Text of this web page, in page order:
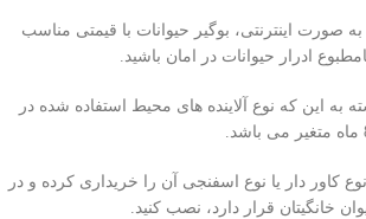
صورت اینترنتی، بوگیر حیوانات با قیمتی مناسب
ادرار حیوانات در امان باشید.
به این که نوع آلاینده های محیط استفاده شده در
کاور دار یا نوع اسفنجی آن را خریداری کرده و در
خانگیتان قرار دارد، نصب کنید.